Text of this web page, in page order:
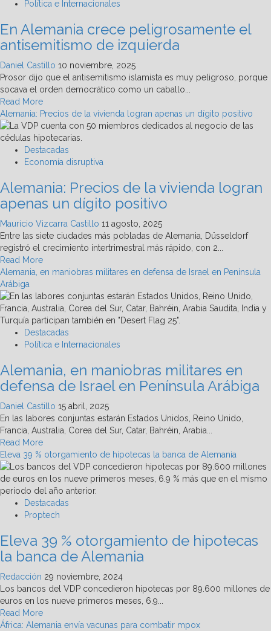
memoriales
en
Alemania
Política e Internacionales
En Alemania crece peligrosamente el
antisemitismo de izquierda
Daniel Castillo 10 noviembre, 2025
Prosor dijo que el antisemitismo islamista es muy peligroso, porque
socava el orden democrático como un caballo...
Read MoreRead
more
about
En
Alemania
crece
el
antisemitismo
de
izquierda
Alemania: Precios de la vivienda logran apenas un dígito positivo
Destacadas
Economía disruptiva
Alemania: Precios de la vivienda logran
apenas un dígito positivo
Mauricio Vizcarra Castillo 11 agosto, 2025
Entre las siete ciudades más pobladas de Alemania, Düsseldorf
registró el crecimiento intertrimestral más rápido, con 2...
Read MoreRead
more
Alemania:
Precios
de
la
vivienda
apenas
dígito
positivo
Alemania, en maniobras militares en defensa de Israel en Península
Arábiga
Destacadas
Política e Internacionales
Alemania, en maniobras militares en
defensa de Israel en Península Arábiga
Daniel Castillo 15 abril, 2025
En las labores conjuntas estarán Estados Unidos, Reino Unido,
Francia, Australia, Corea del Sur, Catar, Bahréin, Arabia...
Read MoreRead
more
about
Alemania,
en
maniobras
militares
defensa
de
Israel
en
Península
Arábiga
Eleva 39 % otorgamiento de hipotecas la banca de Alemania
Destacadas
Proptech
Eleva 39 % otorgamiento de hipotecas
la banca de Alemania
Redacción 29 noviembre, 2024
Los bancos del VDP concedieron hipotecas por 89.600 millones de
euros en los nueve primeros meses, 6.9...
Read MoreRead
more
África: Alemania envía vacunas para combatir mpox